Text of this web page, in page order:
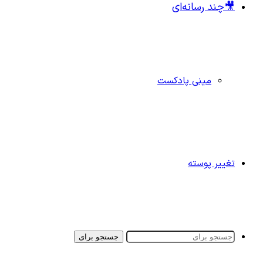
🎥چند رسانه‌ای
مینی پادکست
تغییر پوسته
جستجو برای